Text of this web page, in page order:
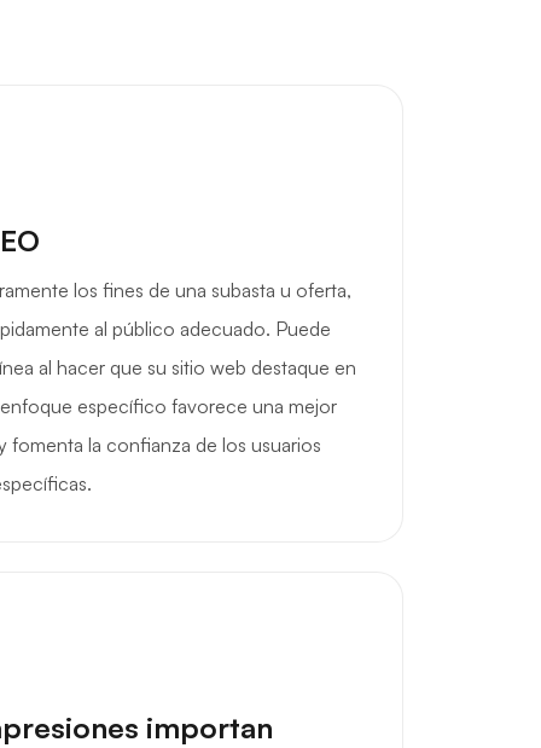
los fines de una subasta u oferta,
al público adecuado. Puede
al hacer que su sitio web destaque en
específico favorece una mejor
fomenta la confianza de los usuarios
importan